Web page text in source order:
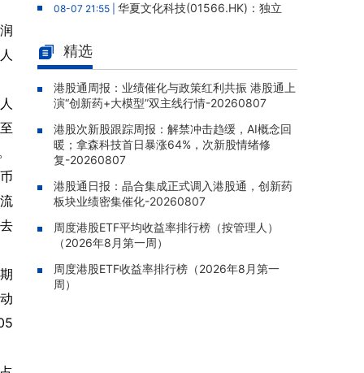
08-07 21:55 | 华夏文化科技(01566.HK)：独立
股份继续停牌
08-07 21:39 |金力永磁(06680.HK)：终止认购
澳洲上市稀土公司Hastings股权，原拟以0.36
澳元/股认购1,964.7万股
08-07 21:26 |赤峰黄金(06693.HK)：暂停运营
老挝勐康稀土项目，2025年该项目归母净亏损
人民币5,406万元
08-07 20:07 | 灵宝黄金(03330.HK)：新疆哈巴
河勘查取得重大进展，保有金金属量由13.20吨
跃升至53.94吨
08-07 20:04 | 迅策(03317.HK)：与天合算力订
立战略合作备忘，共探能源垂类大模型与Toke
n工厂商业化
精选
港股通周报：业绩催化与政策红利共振 港股通上
演“创新药+大模型”双主线行情-20260807
港股次新股跟踪周报：解禁冲击趋缓，AI概念回
暖；拿森科技首日暴涨64%，次新股情绪修
复-20260807
港股通日报：晶合集成正式调入港股通，创新药
板块业绩密集催化-20260807
周度港股ETF平均收益率排行榜（按管理人）
（2026年8月第一周）
周度港股ETF收益率排行榜（2026年8月第一
周）